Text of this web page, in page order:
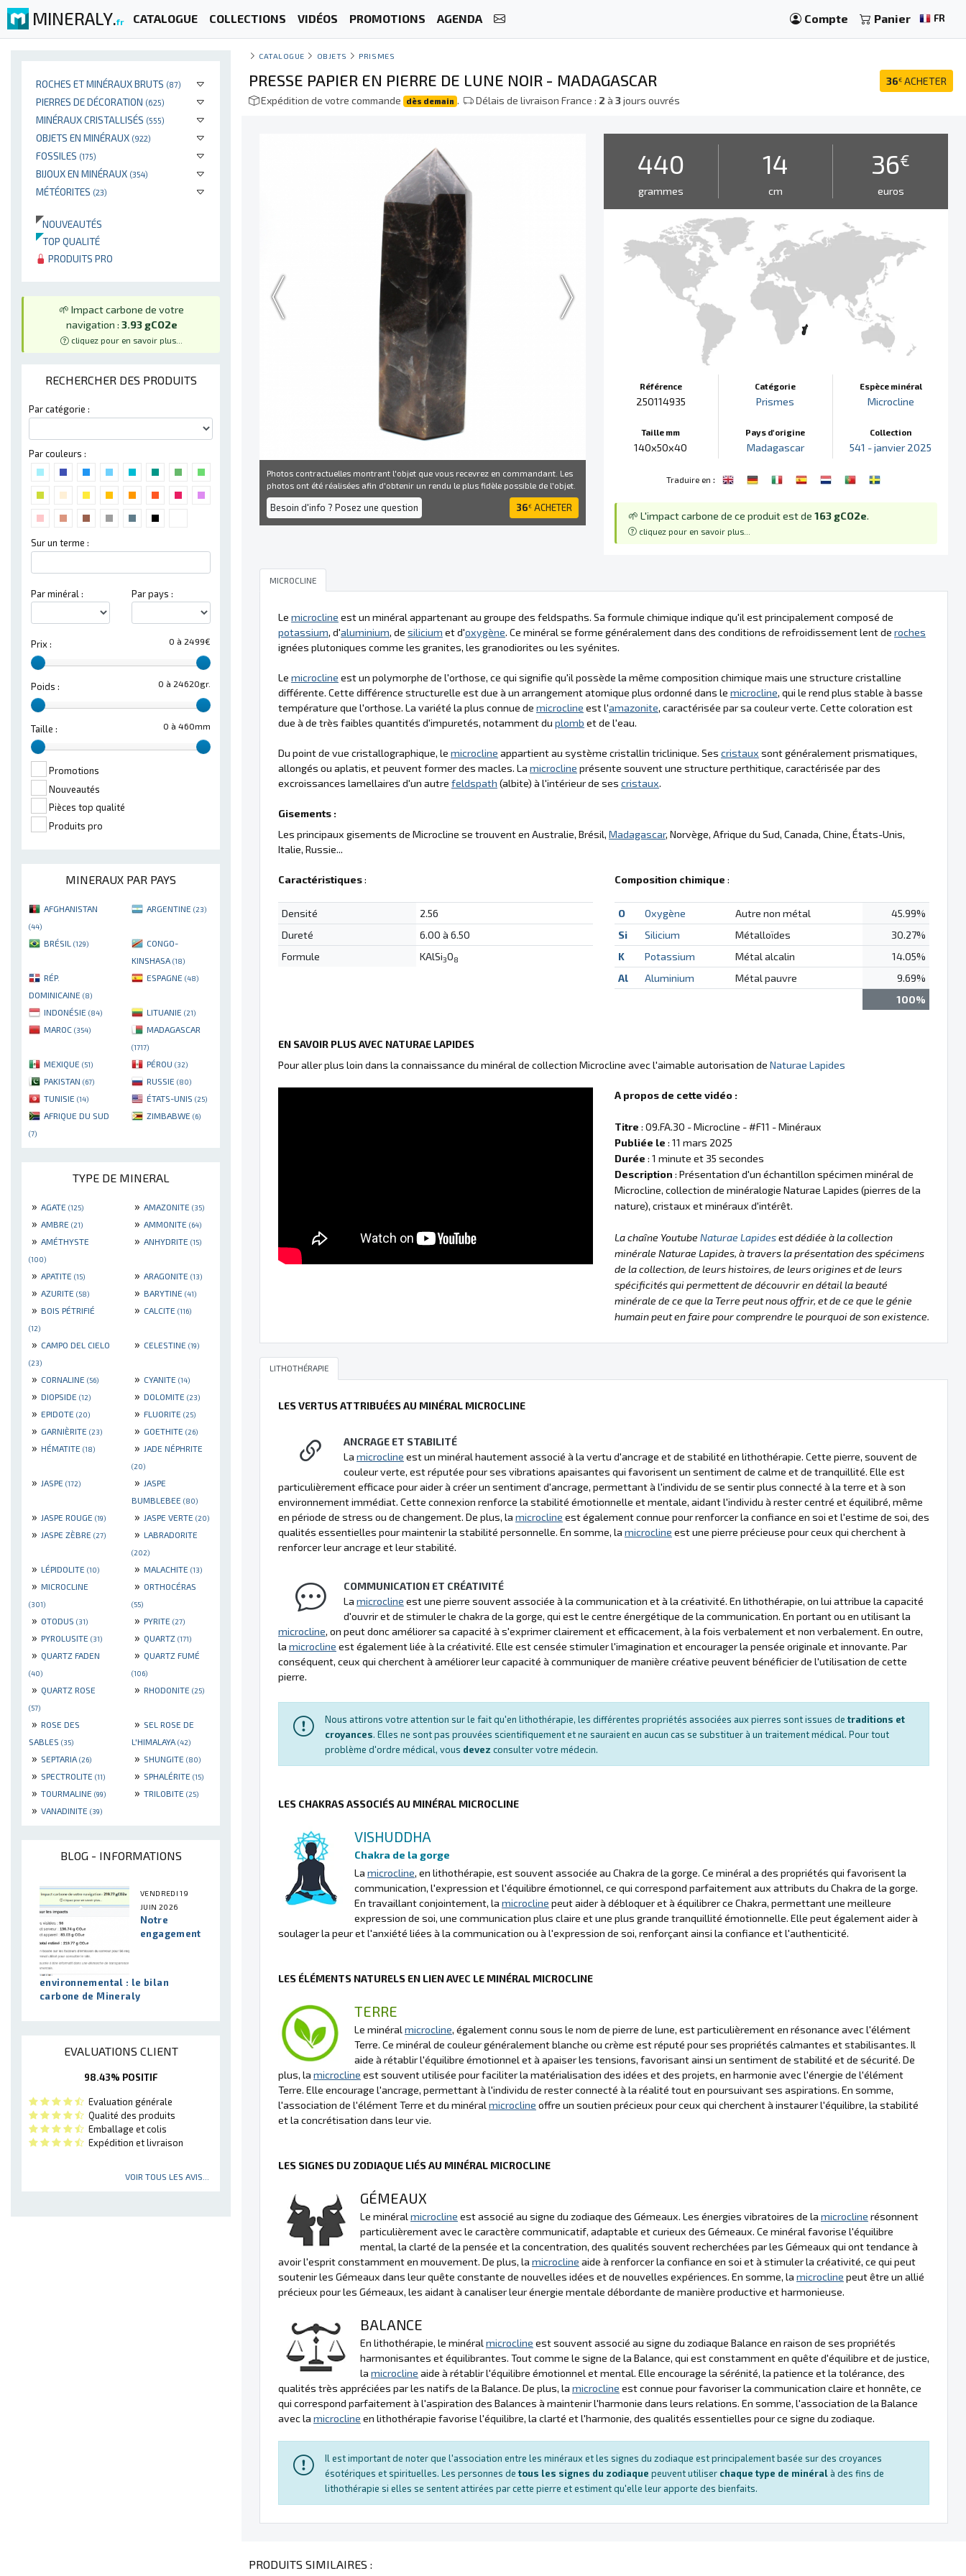
MINERALY.fr CATALOGUE COLLECTIONS VIDÉOS PROMOTIONS AGENDA Compte Panier FR
ROCHES ET MINÉRAUX BRUTS (87)
PIERRES DE DÉCORATION (625)
MINÉRAUX CRISTALLISÉS (555)
OBJETS EN MINÉRAUX (922)
FOSSILES (175)
BIJOUX EN MINÉRAUX (354)
MÉTÉORITES (23)
NOUVEAUTÉS
TOP QUALITÉ
PRODUITS PRO
🌱 Impact carbone de votre
navigation : 3.93 gCO2e
cliquez pour en savoir plus...
RECHERCHER DES PRODUITS
Par catégorie :
Par couleurs :
Sur un terme :
Par minéral : Par pays :
0 à 2499€
Prix :
0 à 24620gr.
Poids :
0 à 460mm
Taille :
Promotions
Nouveautés
Pièces top qualité
Produits pro
MINERAUX PAR PAYS
AFGHANISTAN
(44)
ARGENTINE (23)
BRÉSIL (129)
CONGO-
KINSHASA (18)
RÉP.
DOMINICAINE (8)
ESPAGNE (48)
INDONÉSIE (84) LITUANIE (21)
MAROC (354) MADAGASCAR
(1717)
MEXIQUE (51) PÉROU (32)
PAKISTAN (67) RUSSIE (80)
TUNISIE (14) ÉTATS-UNIS (25)
AFRIQUE DU SUD
(7)
ZIMBABWE (6)
TYPE DE MINERAL
» AGATE (125) » AMAZONITE (35)
» AMBRE (21) » AMMONITE (64)
» AMÉTHYSTE
(100)
» ANHYDRITE (15)
» APATITE (15) » ARAGONITE (13)
» AZURITE (58) » BARYTINE (41)
» BOIS PÉTRIFIÉ
(12)
» CALCITE (116)
» CAMPO DEL CIELO
(23)
» CELESTINE (19)
» CORNALINE (56) » CYANITE (14)
» DIOPSIDE (12) » DOLOMITE (23)
» EPIDOTE (20) » FLUORITE (25)
» GARNIÈRITE (23) » GOETHITE (26)
» HÉMATITE (18) » JADE NÉPHRITE
(20)
» JASPE (172) » JASPE
BUMBLEBEE (80)
» JASPE ROUGE (19) » JASPE VERTE (20)
» JASPE ZÈBRE (27) » LABRADORITE
(202)
» LÉPIDOLITE (10) » MALACHITE (13)
» MICROCLINE
(301)
» ORTHOCÉRAS
(55)
» OTODUS (31) » PYRITE (27)
» PYROLUSITE (31) » QUARTZ (171)
» QUARTZ FADEN
(40)
» QUARTZ FUMÉ
(106)
» QUARTZ ROSE
(57)
» RHODONITE (25)
» ROSE DES
SABLES (35)
» SEL ROSE DE
L'HIMALAYA (42)
» SEPTARIA (26) » SHUNGITE (80)
» SPECTROLITE (11) » SPHALÉRITE (15)
» TOURMALINE (99) » TRILOBITE (25)
» VANADINITE (39)
BLOG - INFORMATIONS
VENDREDI 19
JUIN 2026
Notre
engagement
environnemental : le bilan
carbone de Mineraly
EVALUATIONS CLIENT
98.43% POSITIF
Evaluation générale
Qualité des produits
Emballage et colis
Expédition et livraison
VOIR TOUS LES AVIS...
CATALOGUE OBJETS PRISMES
36€ ACHETER
PRESSE PAPIER EN PIERRE DE LUNE NOIR - MADAGASCAR
Expédition de votre commande dès demain . Délais de livraison France : 2 à3jours ouvrés
Photos contractuelles montrant l'objet que vous recevrez en commandant. Les
photos ont été réalisées afin d'obtenir un rendu le plus fidèle possible de l'objet.
Besoin d'info ? Posez une question 36€ ACHETER
440
grammes
14
cm
36€
euros
Référence
250114935
Taille mm
140x50x40
Catégorie
Prismes
Pays d'origine
Madagascar
Espèce minéral
Microcline
Collection
541 - janvier 2025
Traduire en :
🌱 L'impact carbone de ce produit est de 163 gCO2e.
cliquez pour en savoir plus...
MICROCLINE
Le microcline est un minéral appartenant au groupe des feldspaths. Sa formule chimique indique qu'il est principalement composé de
potassium, d'aluminium, de silicium et d'oxygène. Ce minéral se forme généralement dans des conditions de refroidissement lent de roches
ignées plutoniques comme les granites, les granodiorites ou les syénites.
Le microcline est un polymorphe de l'orthose, ce qui signifie qu'il possède la même composition chimique mais une structure cristalline
différente. Cette différence structurelle est due à un arrangement atomique plus ordonné dans le microcline, qui le rend plus stable à basse
température que l'orthose. La variété la plus connue de microcline est l'amazonite, caractérisée par sa couleur verte. Cette coloration est
due à de très faibles quantités d'impuretés, notamment du plomb et de l'eau.
Du point de vue cristallographique, le microcline appartient au système cristallin triclinique. Ses cristaux sont généralement prismatiques,
allongés ou aplatis, et peuvent former des macles. La microcline présente souvent une structure perthitique, caractérisée par des
excroissances lamellaires d'un autre feldspath (albite) à l'intérieur de ses cristaux.
Gisements :
Les principaux gisements de Microcline se trouvent en Australie, Brésil, Madagascar, Norvège, Afrique du Sud, Canada, Chine, États-Unis,
Italie, Russie...
Caractéristiques:
Densité
2.56
Dureté
6.00 à 6.50
Formule
KAlSi3O8
Composition chimique :
O Oxygène Autre non métal
45.99%
Si
Silicium Métalloïdes
30.27%
K
Potassium Métal alcalin
14.05%
Al
Aluminium Métal pauvre
9.69%
100%
EN SAVOIR PLUS AVEC NATURAE LAPIDES
Pour aller plus loin dans la connaissance du minéral de collection Microcline avec l'aimable autorisation de Naturae Lapides
A propos de cette vidéo :
Titre : 09.FA.30 - Microcline - #F11 - Minéraux
Publiée le : 11 mars 2025
Durée : 1 minute et 35 secondes
Description : Présentation d'un échantillon spécimen minéral de
Microcline, collection de minéralogie Naturae Lapides (pierres de la
nature), cristaux et minéraux d'intérêt.
La chaîne Youtube Naturae Lapidesest dédiée à la collection
minérale Naturae Lapides, à travers la présentation des spécimens
de la collection, de leurs histoires, de leurs origines et de leurs
spécificités qui permettent de découvrir en détail la beauté
minérale de ce que la Terre peut nous offrir, et de ce que le génie
humain peut en faire pour comprendre le pourquoi de son existence.
LITHOTHÉRAPIE
LES VERTUS ATTRIBUÉES AU MINÉRAL MICROCLINE
ANCRAGE ET STABILITÉ
La microcline est un minéral hautement associé à la vertu d'ancrage et de stabilité en lithothérapie. Cette pierre, souvent de
couleur verte, est réputée pour ses vibrations apaisantes qui favorisent un sentiment de calme et de tranquillité. Elle est
particulièrement efficace pour aider à créer un sentiment d'ancrage, permettant à l'individu de se sentir plus connecté à la terre et à son
environnement immédiat. Cette connexion renforce la stabilité émotionnelle et mentale, aidant l'individu à rester centré et équilibré, même
en période de stress ou de changement. De plus, la microcline est également connue pour renforcer la confiance en soi et l'estime de soi, des
qualités essentielles pour maintenir la stabilité personnelle. En somme, la microcline est une pierre précieuse pour ceux qui cherchent à
renforcer leur ancrage et leur stabilité.
COMMUNICATION ET CRÉATIVITÉ
La microcline est une pierre souvent associée à la communication et à la créativité. En lithothérapie, on lui attribue la capacité
d'ouvrir et de stimuler le chakra de la gorge, qui est le centre énergétique de la communication. En portant ou en utilisant la
microcline, on peut donc améliorer sa capacité à s'exprimer clairement et efficacement, à la fois verbalement et non verbalement. En outre,
la microcline est également liée à la créativité. Elle est censée stimuler l'imagination et encourager la pensée originale et innovante. Par
conséquent, ceux qui cherchent à améliorer leur capacité à communiquer de manière créative peuvent bénéficier de l'utilisation de cette
pierre.
Nous attirons votre attention sur le fait qu'en lithothérapie, les différentes propriétés associées aux pierres sont issues de traditions et
croyances. Elles ne sont pas prouvées scientifiquement et ne sauraient en aucun cas se substituer à un traitement médical. Pour tout
problème d'ordre médical, vous devez consulter votre médecin.
LES CHAKRAS ASSOCIÉS AU MINÉRAL MICROCLINE
VISHUDDHA
Chakra de la gorge
La microcline, en lithothérapie, est souvent associée au Chakra de la gorge. Ce minéral a des propriétés qui favorisent la
communication, l'expression et l'équilibre émotionnel, ce qui correspond parfaitement aux attributs du Chakra de la gorge.
En travaillant conjointement, la microcline peut aider à débloquer et à équilibrer ce Chakra, permettant une meilleure
expression de soi, une communication plus claire et une plus grande tranquillité émotionnelle. Elle peut également aider à
soulager la peur et l'anxiété liées à la communication ou à l'expression de soi, renforçant ainsi la confiance et l'authenticité.
LES ÉLÉMENTS NATURELS EN LIEN AVEC LE MINÉRAL MICROCLINE
TERRE
Le minéral microcline, également connu sous le nom de pierre de lune, est particulièrement en résonance avec l'élément
Terre. Ce minéral de couleur généralement blanche ou crème est réputé pour ses propriétés calmantes et stabilisantes. Il
aide à rétablir l'équilibre émotionnel et à apaiser les tensions, favorisant ainsi un sentiment de stabilité et de sécurité. De
plus, la microcline est souvent utilisée pour faciliter la matérialisation des idées et des projets, en harmonie avec l'énergie de l'élément
Terre. Elle encourage l'ancrage, permettant à l'individu de rester connecté à la réalité tout en poursuivant ses aspirations. En somme,
l'association de l'élément Terre et du minéral microcline offre un soutien précieux pour ceux qui cherchent à instaurer l'équilibre, la stabilité
et la concrétisation dans leur vie.
LES SIGNES DU ZODIAQUE LIÉS AU MINÉRAL MICROCLINE
GÉMEAUX
Le minéral microcline est associé au signe du zodiaque des Gémeaux. Les énergies vibratoires de la microcline résonnent
particulièrement avec le caractère communicatif, adaptable et curieux des Gémeaux. Ce minéral favorise l'équilibre
mental, la clarté de la pensée et la concentration, des qualités souvent recherchées par les Gémeaux qui ont tendance à
avoir l'esprit constamment en mouvement. De plus, la microcline aide à renforcer la confiance en soi et à stimuler la créativité, ce qui peut
soutenir les Gémeaux dans leur quête constante de nouvelles idées et de nouvelles expériences. En somme, la microcline peut être un allié
précieux pour les Gémeaux, les aidant à canaliser leur énergie mentale débordante de manière productive et harmonieuse.
BALANCE
En lithothérapie, le minéral microcline est souvent associé au signe du zodiaque Balance en raison de ses propriétés
harmonisantes et équilibrantes. Tout comme le signe de la Balance, qui est constamment en quête d'équilibre et de justice,
la microcline aide à rétablir l'équilibre émotionnel et mental. Elle encourage la sérénité, la patience et la tolérance, des
qualités très appréciées par les natifs de la Balance. De plus, la microcline est connue pour favoriser la communication claire et honnête, ce
qui correspond parfaitement à l'aspiration des Balances à maintenir l'harmonie dans leurs relations. En somme, l'association de la Balance
avec la microcline en lithothérapie favorise l'équilibre, la clarté et l'harmonie, des qualités essentielles pour ce signe du zodiaque.
Il est important de noter que l'association entre les minéraux et les signes du zodiaque est principalement basée sur des croyances
ésotériques et spirituelles. Les personnes de tous les signes du zodiaque peuvent utiliser chaque type de minéralà des fins de
lithothérapie si elles se sentent attirées par cette pierre et estiment qu'elle leur apporte des bienfaits.
PRODUITS SIMILAIRES :